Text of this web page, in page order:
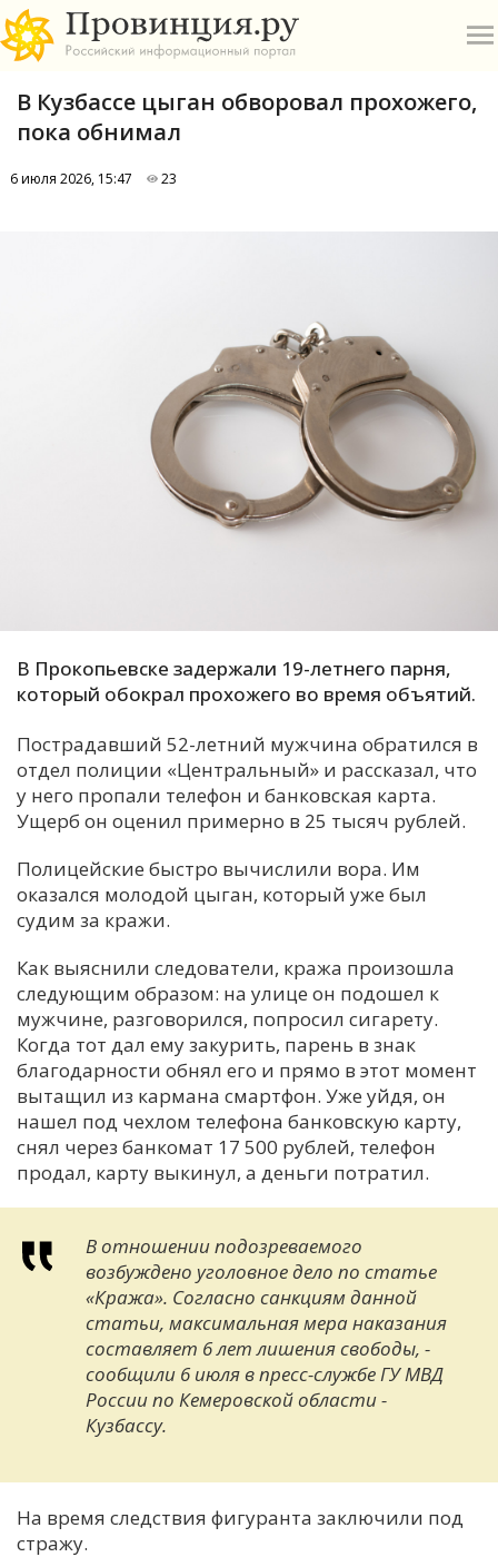
И
К
М
Н
П
У
Х
Ч
В Кузбассе цыган обворовал прохожего,
пока обнимал
6 июля 2026, 15:47 23
В Прокопьевске задержали 19-летнего парня,
который обокрал прохожего во время объятий.
Пострадавший 52-летний мужчина обратился в
отдел полиции «Центральный» и рассказал, что
у него пропали телефон и банковская карта.
Ущерб он оценил примерно в 25 тысяч рублей.
Полицейские быстро вычислили вора. Им
оказался молодой цыган, который уже был
судим за кражи.
Как выяснили следователи, кража произошла
следующим образом: на улице он подошел к
мужчине, разговорился, попросил сигарету.
Когда тот дал ему закурить, парень в знак
благодарности обнял его и прямо в этот момент
вытащил из кармана смартфон. Уже уйдя, он
нашел под чехлом телефона банковскую карту,
снял через банкомат 17 500 рублей, телефон
продал, карту выкинул, а деньги потратил.
В отношении подозреваемого
возбуждено уголовное дело по статье
«Кража». Согласно санкциям данной
статьи, максимальная мера наказания
составляет 6 лет лишения свободы, -
сообщили 6 июля в пресс-службе ГУ МВД
России по Кемеровской области -
Кузбассу.
На время следствия фигуранта заключили под
стражу.